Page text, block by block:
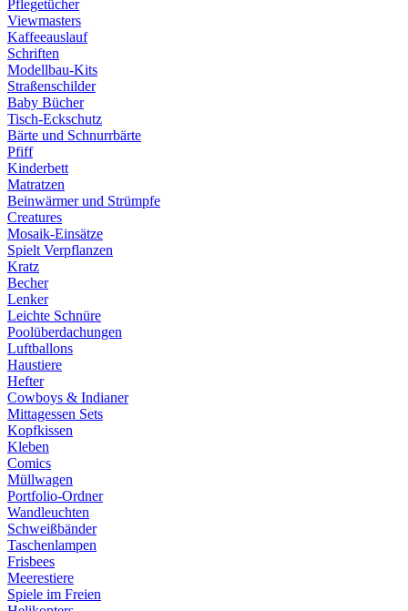
Pflegetücher
Viewmasters
Kaffeeauslauf
Schriften
Modellbau-Kits
Straßenschilder
Baby Bücher
Tisch-Eckschutz
Bärte und Schnurrbärte
Pfiff
Kinderbett
Matratzen
Beinwärmer und Strümpfe
Creatures
Mosaik-Einsätze
Spielt Verpflanzen
Kratz
Becher
Lenker
Leichte Schnüre
Poolüberdachungen
Luftballons
Haustiere
Hefter
Cowboys & Indianer
Mittagessen Sets
Kopfkissen
Kleben
Comics
Müllwagen
Portfolio-Ordner
Wandleuchten
Schweißbänder
Taschenlampen
Frisbees
Meerestiere
Spiele im Freien